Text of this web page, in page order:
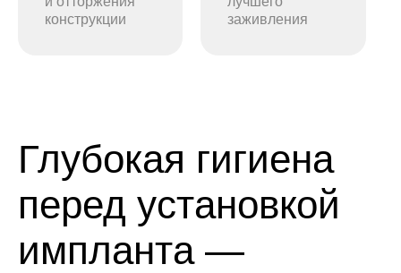
конструкции
заживления
Глубокая гигиена
перед установкой
импланта —